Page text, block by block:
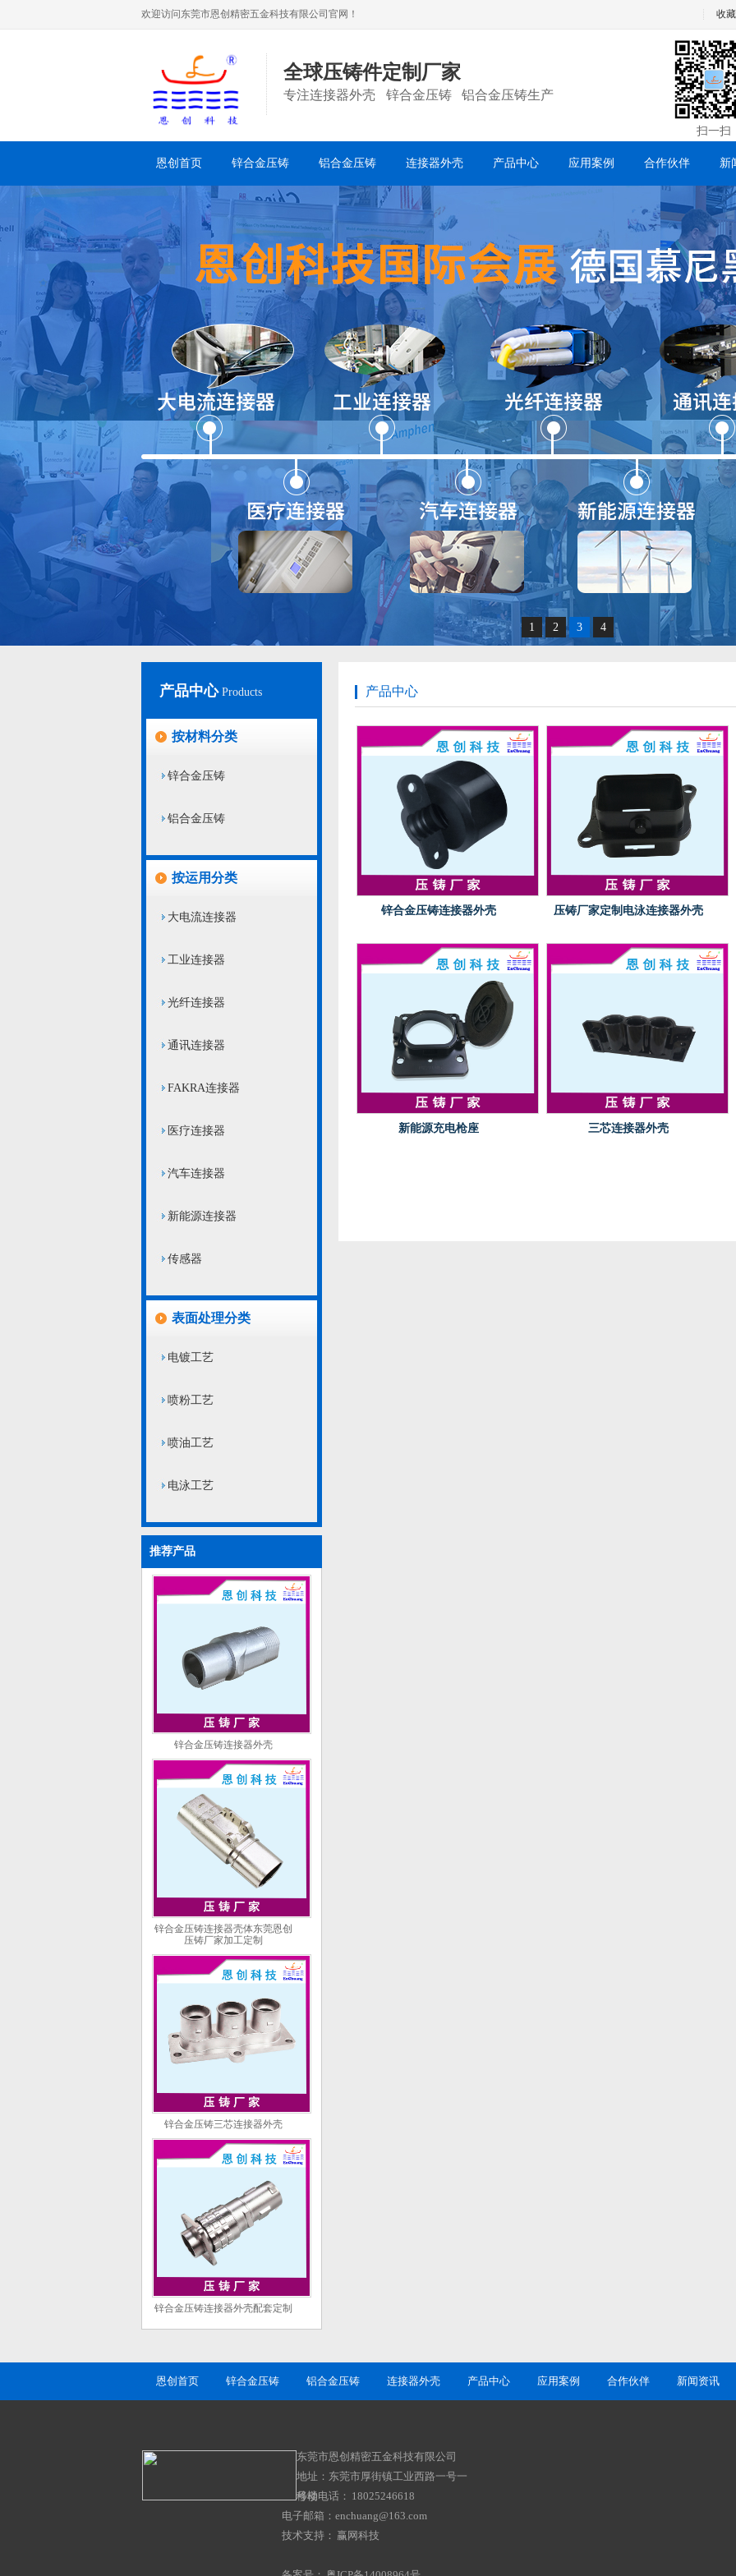
欢迎访问东莞市恩创精密五金科技有限公司官网！ 收
全球压铸件定制厂家
专注连接器外壳 锌合金压铸 铝合金压铸生产
扫一扫
恩创首页 锌合金压铸 铝合金压铸 连接器外壳 产品中心 应用案例 合作伙伴 新
1 2 3 4
产品中心 Products
按材料分类
锌合金压铸
铝合金压铸
按运用分类
大电流连接器
工业连接器
光纤连接器
通讯连接器
FAKRA连接器
医疗连接器
汽车连接器
新能源连接器
传感器
表面处理分类
电镀工艺
喷粉工艺
喷油工艺
电泳工艺
推荐产品
锌合金压铸连接器外壳
锌合金压铸连接器壳体东莞恩创
压铸厂家加工定制
锌合金压铸三芯连接器外壳
锌合金压铸连接器外壳配套定制
产品中心
锌合金压铸连接器外壳 压铸厂家定制电泳连接器外壳
新能源充电枪座 三芯连接器外壳
恩创首页 锌合金压铸 铝合金压铸 连接器外壳 产品中心 应用案例 合作伙伴 新闻资讯
东莞市恩创精密五金科技有限公司
地址：东莞市厚街镇工业西路一号一
号楼
移动电话： 18025246618
电子邮箱：enchuang@163.com
技术支持： 赢网科技